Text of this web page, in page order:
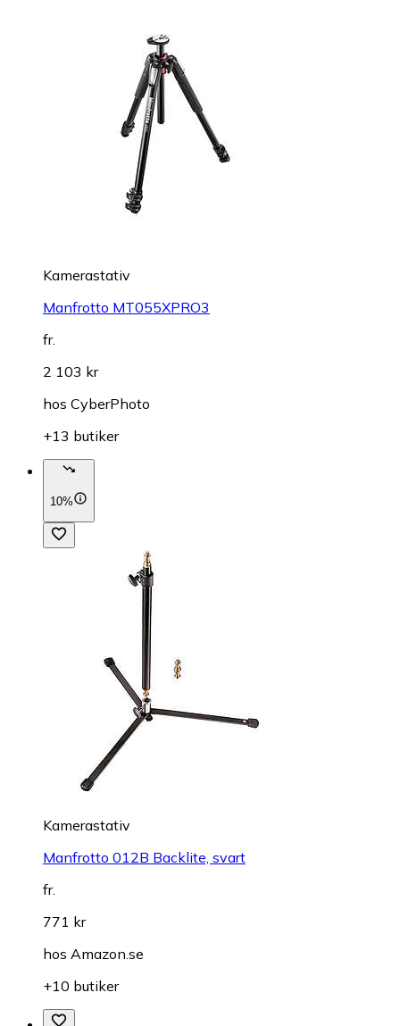
Kamerastativ
Manfrotto MT055XPRO3
fr.
2 103 kr
hos CyberPhoto
+13 butiker
10%
Kamerastativ
Manfrotto 012B Backlite, svart
fr.
771 kr
hos Amazon.se
+10 butiker